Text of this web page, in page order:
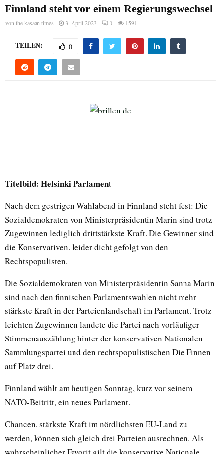
Finnland steht vor einem Regierungswechsel
vonthe kasaan times 3. April 2023 0 1591
TEILEN: 0
Titelbild: Helsinki Parlament
Nach dem gestrigen Wahlabend in Finnland steht fest: Die
Sozialdemokraten von Ministerpräsidentin Marin sind trotz
Zugewinnen lediglich drittstärkste Kraft. Die Gewinner sind
die Konservativen. leider dicht gefolgt von den
Rechtspopulisten.
Die Sozialdemokraten von Ministerpräsidentin Sanna Marin
sind nach den finnischen Parlamentswahlen nicht mehr
stärkste Kraft in der Parteienlandschaft im Parlament. Trotz
leichten Zugewinnen landete die Partei nach vorläufiger
Stimmenauszählung hinter der konservativen Nationalen
Sammlungspartei und den rechtspopulistischen Die Finnen
auf Platz drei.
Finnland wählt am heutigen Sonntag, kurz vor seinem
NATO-Beitritt, ein neues Parlament.
Chancen, stärkste Kraft im nördlichsten EU-Land zu
werden, können sich gleich drei Parteien ausrechnen. Als
wahrscheinlicher Favorit gilt die konservative Nationale